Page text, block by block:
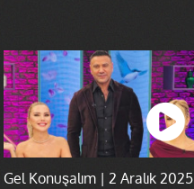
Gel Konuşalım | 2 Aralık 2025